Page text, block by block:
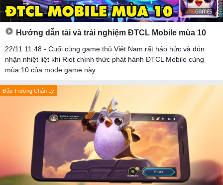
Hướng dẫn tải và trải nghiệm ĐTCL Mobile mùa 10
22/11 11:48 - Cuối cùng game thủ Việt Nam rất háo hức và đón
nhận nhiệt liệt khi Riot chính thức phát hành ĐTCL Mobile cùng
mùa 10 của mode game này.
Đấu Trường Chân Lý